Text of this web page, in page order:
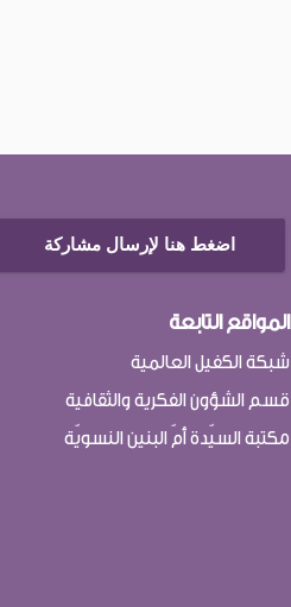
اضغط هنا لإرسال مشاركة
المواقع التابعة
شبكة الكفيل العالمية
قسم الشؤون الفكرية والثقافية
مكتبة السيّدة أمّ البنين النسويّة